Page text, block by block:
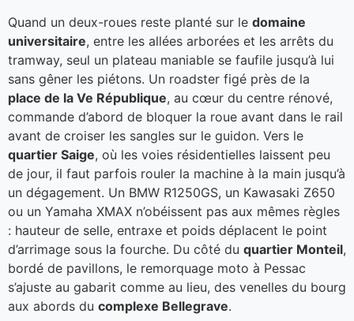
Quand un deux-roues reste planté sur le domaine
universitaire, entre les allées arborées et les arrêts du
tramway, seul un plateau maniable se faufile jusqu’à lui
sans gêner les piétons. Un roadster figé près de la
place de la Ve République, au cœur du centre rénové,
commande d’abord de bloquer la roue avant dans le rail
avant de croiser les sangles sur le guidon. Vers le
quartier Saige, où les voies résidentielles laissent peu
de jour, il faut parfois rouler la machine à la main jusqu’à
un dégagement. Un BMW R1250GS, un Kawasaki Z650
ou un Yamaha XMAX n’obéissent pas aux mêmes règles
: hauteur de selle, entraxe et poids déplacent le point
d’arrimage sous la fourche. Du côté du quartier Monteil,
bordé de pavillons, le remorquage moto à Pessac
s’ajuste au gabarit comme au lieu, des venelles du bourg
aux abords du complexe Bellegrave.